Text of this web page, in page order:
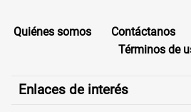
Quiénes somos Contáctanos
Términos de
Enlaces de interés